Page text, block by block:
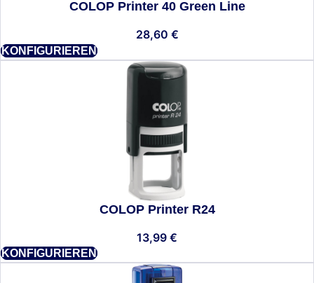
COLOP Printer 40 Green Line
28,60 €
KONFIGURIEREN
COLOP Printer R24
13,99 €
KONFIGURIEREN